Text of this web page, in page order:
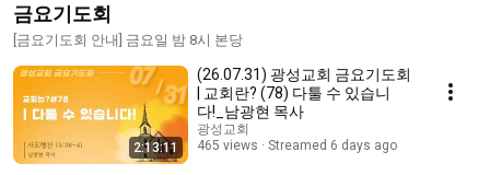
금요기도회
[금요기도회 안내] 금요일 밤 8시 본당
2:13:11
(26.07.31) 광성교회 금요기도회
| 교회란? (78) 다툴 수 있습니
다!_남광현 목사
광성교회
465 views
Streamed 6 days ago